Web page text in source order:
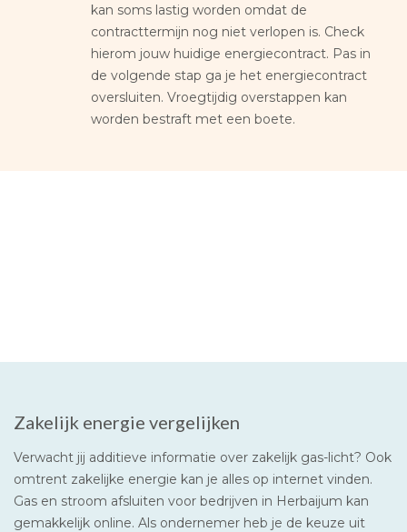
kan soms lastig worden omdat de
contracttermijn nog niet verlopen is. Check
hierom jouw huidige energiecontract. Pas in
de volgende stap ga je het energiecontract
oversluiten. Vroegtijdig overstappen kan
worden bestraft met een boete.
Zakelijk energie vergelijken
Verwacht jij additieve informatie over zakelijk gas-licht? Ook
omtrent zakelijke energie kan je alles op internet vinden.
Gas en stroom afsluiten voor bedrijven in Herbaijum kan
gemakkelijk online. Als ondernemer heb je de keuze uit